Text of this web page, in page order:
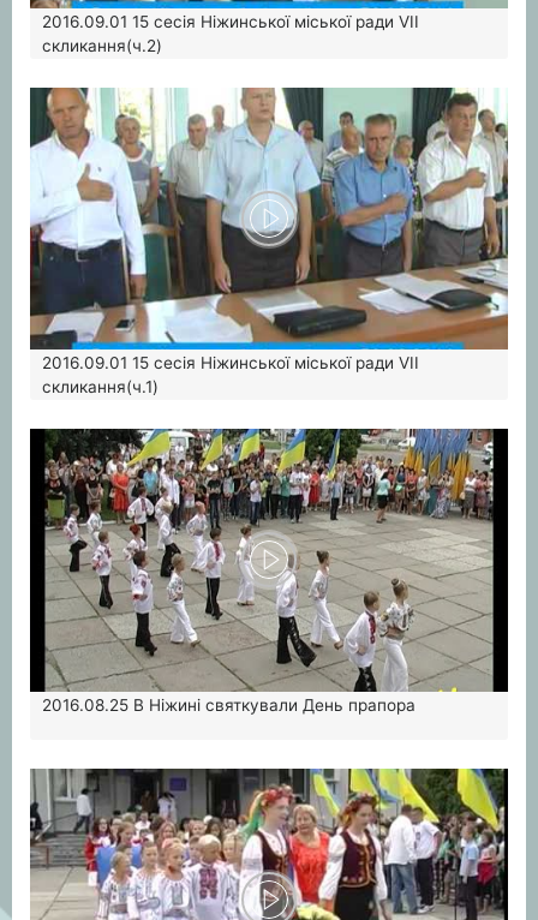
2016.09.01 15 сесія Ніжинської міської ради VІІ
скликання(ч.2)
2016.09.01 15 сесія Ніжинської міської ради VІІ
скликання(ч.1)
2016.08.25 В Ніжині святкували День прапора